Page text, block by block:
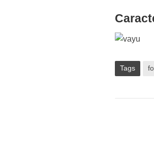
Tags